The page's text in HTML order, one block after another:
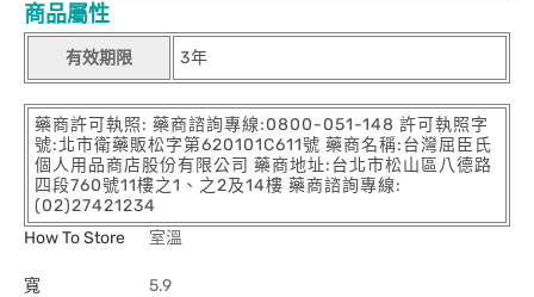
商品屬性
有效期限 3年
藥商許可執照: 藥商諮詢專線:0800-051-148 許可執照字
號:北市衛藥販松字第620101C611號 藥商名稱:台灣屈臣氏
個人用品商店股份有限公司 藥商地址:台北市松山區八德路
四段760號11樓之1、之2及14樓 藥商諮詢專線:
(02)27421234
How To Store
室溫
寬 5.9